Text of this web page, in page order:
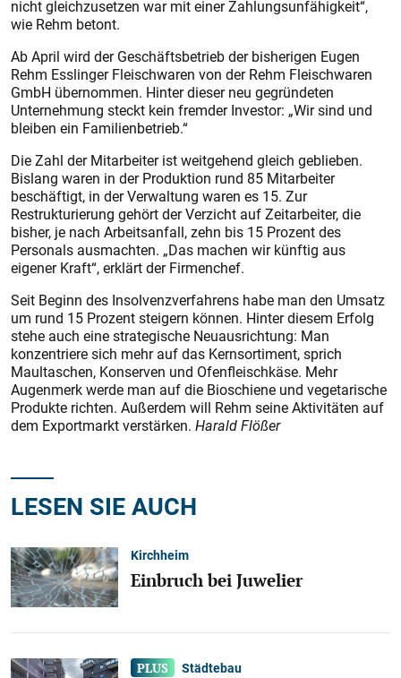
nicht gleichzusetzen war mit einer Zahlungsunfähigkeit“,
wie Rehm betont.
Ab April wird der Geschäftsbetrieb der bisherigen Eugen
Rehm Esslinger Fleischwaren von der Rehm Fleischwaren
GmbH übernommen. Hinter dieser neu gegründeten
Unternehmung steckt kein fremder Investor: „Wir sind und
bleiben ein Familienbetrieb.“
Die Zahl der Mitarbeiter ist weitgehend gleich geblieben.
Bislang waren in der Produktion rund 85 Mitarbeiter
beschäftigt, in der Verwaltung waren es 15. Zur
Restrukturierung gehört der Verzicht auf Zeitarbeiter, die
bisher, je nach Arbeitsanfall, zehn bis 15 Prozent des
Personals ausmachten. „Das machen wir künftig aus
eigener Kraft“, erklärt der Firmenchef.
Seit Beginn des Insolvenzverfahrens habe man den Umsatz
um rund 15 Prozent steigern können. Hinter diesem Erfolg
stehe auch eine strategische Neuausrichtung: Man
konzentriere sich mehr auf das Kernsortiment, sprich
Maultaschen, Konserven und Ofenfleischkäse. Mehr
Augenmerk werde man auf die Bioschiene und vegetarische
Produkte richten. Außerdem will Rehm seine Aktivitäten auf
dem Exportmarkt verstärken. Harald Flößer
LESEN SIE AUCH
Kirchheim
Einbruch bei Juwelier
Städtebau